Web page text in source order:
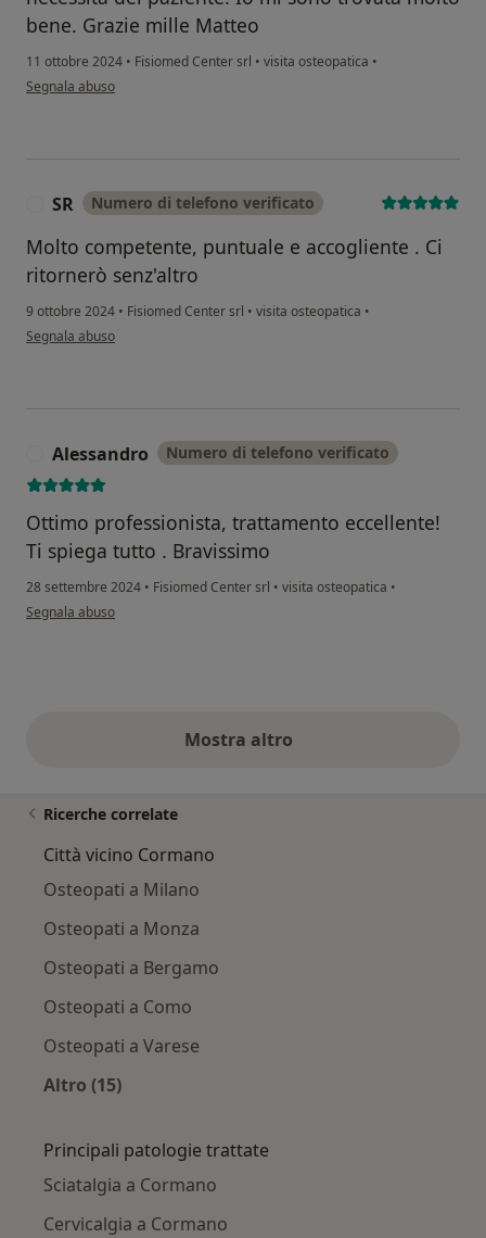
bene. Grazie mille Matteo
11 ottobre 2024 • Fisiomed Center srl • visita osteopatica •
secondo l'opinione dell'utente Carmen
Segnala abuso
SR Numero di telefono verificato
Molto competente, puntuale e accogliente . Ci
ritornerò senz'altro
9 ottobre 2024 • Fisiomed Center srl • visita osteopatica •
secondo l'opinione dell'utente SR
Segnala abuso
Alessandro Numero di telefono verificato
Ottimo professionista, trattamento eccellente!
Ti spiega tutto . Bravissimo
28 settembre 2024 • Fisiomed Center srl • visita osteopatica •
secondo l'opinione dell'utente Alessandro
Segnala abuso
Mostra altroopinioni di cui sopra
Ricerche correlate
Città vicino Cormano
Osteopati a Milano
Osteopati a Monza
Osteopati a Bergamo
Osteopati a Como
Osteopati a Varese
Altro (15)
Principali patologie trattate
Sciatalgia a Cormano
Cervicalgia a Cormano